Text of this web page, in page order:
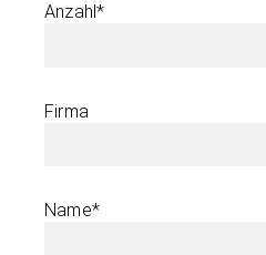
Anzahl*
Firma
Name*